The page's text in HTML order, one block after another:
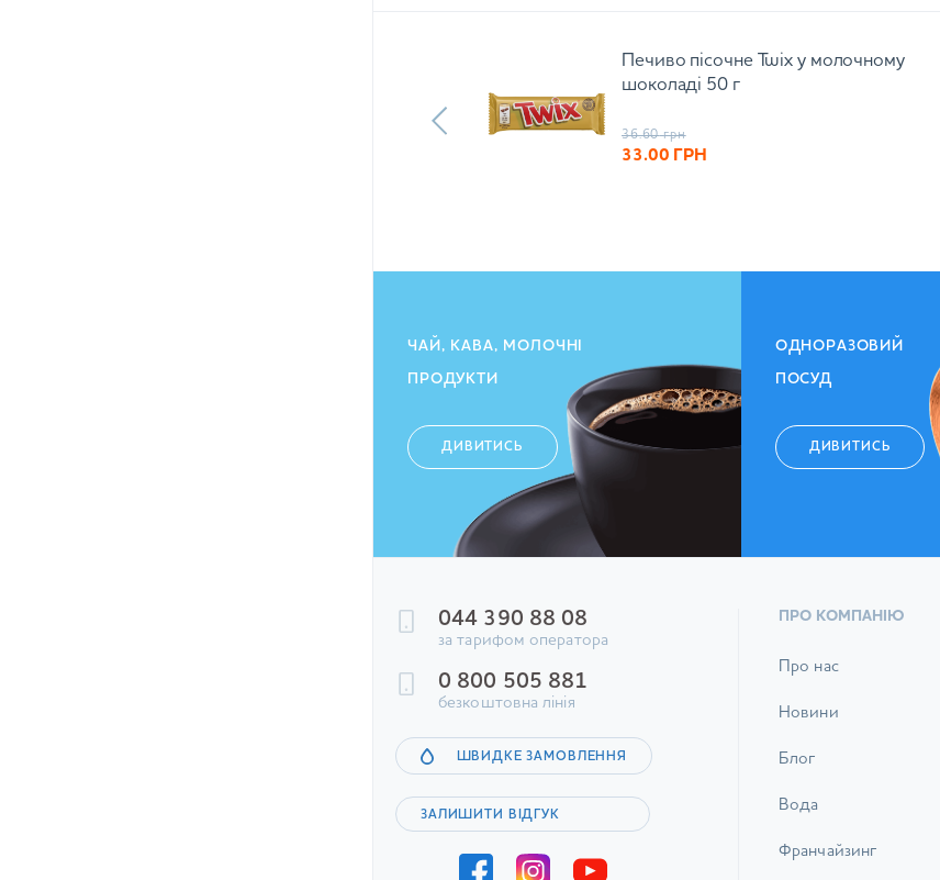
Печиво пісочне Twix у молочному
шоколаді 50 г
36.60 грн
33.00 ГРН
ЧАЙ, КАВА, МОЛОЧНІ
ПРОДУКТИ
ДИВИТИСЬ
ОДНОРАЗОВИЙ
ПОСУД
ДИВИТИСЬ
044 390 88 08
за тарифом оператора
0 800 505 881
безкоштовна лінія
ШВИДКЕ ЗАМОВЛЕННЯ
ЗАЛИШИТИ ВІДГУК
ПРО КОМПАНІЮ
Про нас
Новини
Блог
Вода
Франчайзинг